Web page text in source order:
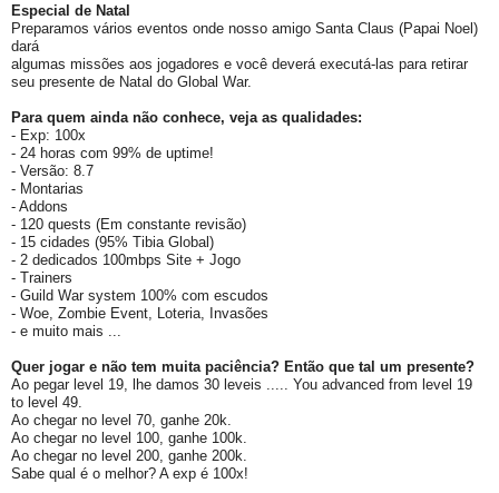
Especial de Natal
Preparamos vários eventos onde nosso amigo Santa Claus (Papai Noel)
dará
algumas missões aos jogadores e você deverá executá-las para retirar
seu presente de Natal do Global War.
Para quem ainda não conhece, veja as qualidades:
- Exp: 100x
- 24 horas com 99% de uptime!
- Versão: 8.7
- Montarias
- Addons
- 120 quests (Em constante revisão)
- 15 cidades (95% Tibia Global)
- 2 dedicados 100mbps Site + Jogo
- Trainers
- Guild War system 100% com escudos
- Woe, Zombie Event, Loteria, Invasões
- e muito mais ...
Quer jogar e não tem muita paciência? Então que tal um presente?
Ao pegar level 19, lhe damos 30 leveis ..... You advanced from level 19
to level 49.
Ao chegar no level 70, ganhe 20k.
Ao chegar no level 100, ganhe 100k.
Ao chegar no level 200, ganhe 200k.
Sabe qual é o melhor? A exp é 100x!